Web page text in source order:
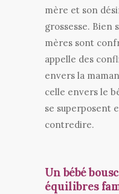
mère et son
grossesse. Bien
mères sont
appelle des
envers la
celle envers le
se superposent
contredire.
Un bébé
équilibres